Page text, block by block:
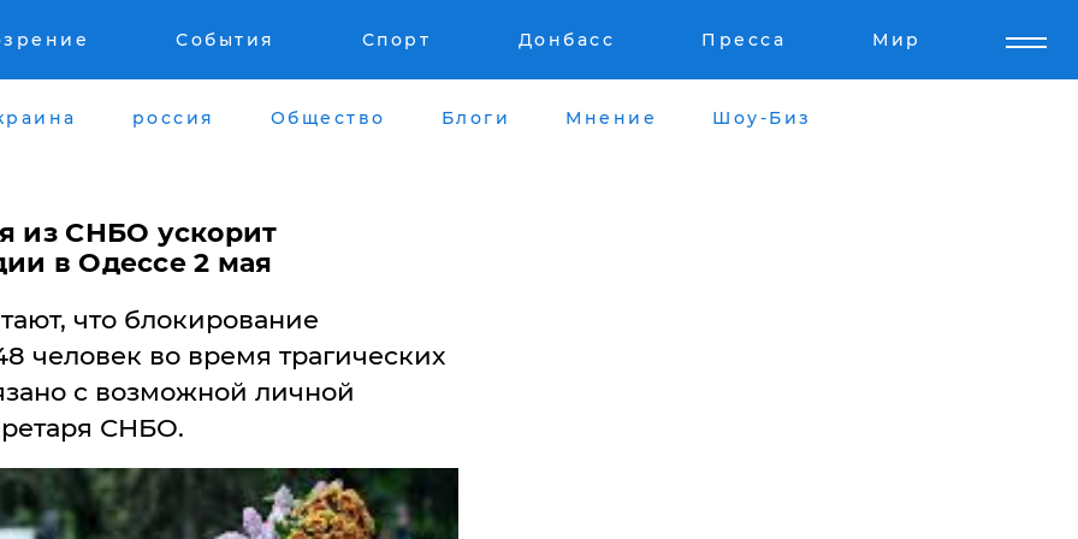
События Спорт Донбасс Пресса Мир
россия Общество Блоги Мнение Шоу-Биз
из СНБО ускорит
в Одессе 2 мая
что блокирование
человек во время трагических
с возможной личной
СНБО.